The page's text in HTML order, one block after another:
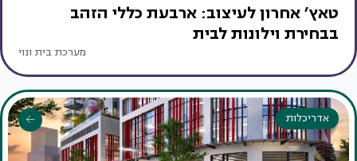
טאץ׳ אחרון לעיצוב: ארבעת כללי הזהב
בבחירת וילונות לבית
מערכת בית ונוי
אדריכלות